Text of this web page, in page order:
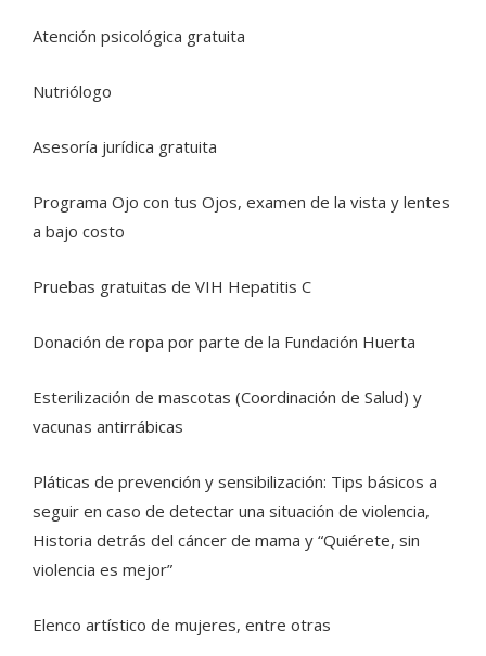
Atención psicológica gratuita
Nutriólogo
Asesoría jurídica gratuita
Programa Ojo con tus Ojos, examen de la vista y lentes
a bajo costo
Pruebas gratuitas de VIH Hepatitis C
Donación de ropa por parte de la Fundación Huerta
Esterilización de mascotas (Coordinación de Salud) y
vacunas antirrábicas
Pláticas de prevención y sensibilización: Tips básicos a
seguir en caso de detectar una situación de violencia,
Historia detrás del cáncer de mama y “Quiérete, sin
violencia es mejor”
Elenco artístico de mujeres, entre otras